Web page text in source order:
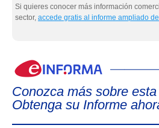
Si quieres conocer más información
sector, accede gratis al informe ampliado
Conozca más sobre
Obtenga su Informe